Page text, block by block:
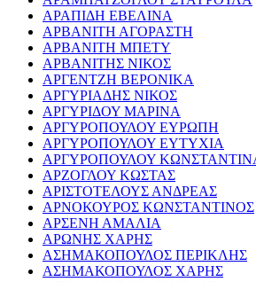
ΑΡΑΠΙΔΗ ΕΒΕΛΙΝΑ
ΑΡΒΑΝΙΤΗ ΑΓΟΡΑΣΤΗ
ΑΡΒΑΝΙΤΗ ΜΠΕΤΥ
ΑΡΒΑΝΙΤΗΣ ΝΙΚΟΣ
ΑΡΓΕΝΤΖΗ ΒΕΡΟΝΙΚΑ
ΑΡΓΥΡΙΑΔΗΣ ΝΙΚΟΣ
ΑΡΓΥΡΙΔΟΥ ΜΑΡΙΝΑ
ΑΡΓΥΡΟΠΟΥΛΟΥ ΕΥΡΩΠΗ
ΑΡΓΥΡΟΠΟΥΛΟΥ ΕΥΤΥΧΙΑ
ΑΡΓΥΡΟΠΟΥΛΟΥ
ΑΡΖΟΓΛΟΥ ΚΩΣΤΑΣ
ΑΡΙΣΤΟΤΕΛΟΥΣ ΑΝΔΡΕΑΣ
ΑΡΝΟΚΟΥΡΟΣ ΚΩΝΣΤΑΝΤΙΝΟΣ
ΑΡΣΕΝΗ ΑΜΑΛΙΑ
ΑΡΩΝΗΣ ΧΑΡΗΣ
ΑΣΗΜΑΚΟΠΟΥΛΟΣ ΠΕΡΙΚΛΗΣ
ΑΣΗΜΑΚΟΠΟΥΛΟΣ ΧΑΡΗΣ